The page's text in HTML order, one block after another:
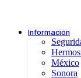
Información
México
Sonora